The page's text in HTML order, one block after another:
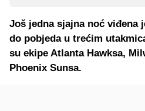
Još jedna sjajna noć viđena
do pobjeda u trećim
su ekipe Atlanta Hawksa,
Phoenix Sunsa.